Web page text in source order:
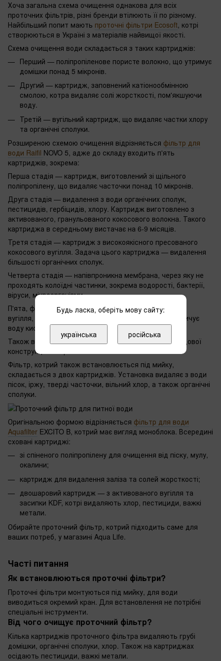
Хоча загальна схема очищення однакова для всіх
проточних фільтрів, різні бренди втілюють її по різному.
Найбільший попит мають проточні фільтри Ecosoft, котрі
створюються в Україні з матеріалів найвищої якості.
Схема очищення води складається з таких картриджів:
Перший — поліпропіленове пористе волокно, що утримує
домішки понад 5 мікронів.
Другий — картридж, заповнений катіонообмінною
смолою, котра видаляє солі жорсткості, пом'якшуючи
воду.
Третій — вугільний картридж, що видаляє частки хлору
та органічні сполуки.
Розширеною схемою очищення відрізняється фільтр для
води Raifil NOVO 5, адже до складу входить п'ять
картриджів, зокрема:
Перша стадія — картридж, виготовлений зі щільного
поліпропілену, що видаляє часточки понад 10 мікронів.
Друга стадія — видалення з води органічних сполук,
пестицидів, гербіцидів, хлору. Картридж виготовлено з
активованого, гранульованого кокосового волокна. Такого
картриджа в середньому вистачає на 6-9 місяців.
Третя стадія — картридж з високоякісного пресованого
кокосового вугілля. Задача цього картриджа — видалення
більшості органічних сполук.
Четверта стадія — напівпроникна мембрана, через яку не
проходять колоїдні частинки, зокрема водорості, бактерії,
віруси, мікроорганізми.
П'ята, фінальна стадія — постфільтр з активованого
вугілля, котре прибирає зайві запахи і присмаки, насичує
воду киснем.
Також ви можете обрати фільтр простішої, двоскладової
конструкції — Aquafilter FHCTF-1.
Фільтр, котрий також встановлюється під мийку,
складається з двох картриджів. Установка видаляє з води
пісок, іржу, тверді часточки, вільний хлор, а також органічні
сполуки.
Оригінальною формою відрізняється фільтр для води
Aquafilter EXCITO B, котрий має вигляд моноблока. Всередині
сховані картриджі:
зі спіненого поліпропілену для очищення від піску, мулу,
окалини;
картридж для видалення заліза та солей жорсткості;
двошаровий картридж — з активованого вугілля та
засипки KDF, котрі видаляють хлор, пестициди, важкі
метали.
Обирайте проточний фільтр, котрий підходить саме для
ваших потреб, у магазині Aqua Life.
Часті питання
Як встановлюються проточні фільтри?
Проточні фільтри монтуються під мийку, для води
виводиться окремий кран. Для встановлення не потрібні
спеціальні інструменти.
Від чого очищує проточний фільтр?
Кілька картриджів проточного фільтра видаляють грубі
домішки, органічні сполуки, хлор. Також на картриджах
осідають пестициди, важкі метали.
Будь ласка, оберіть мову сайту:
українська російська